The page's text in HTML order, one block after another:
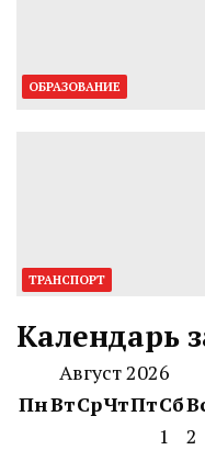
ОБРАЗОВАНИЕ
ТРАНСПОРТ
Календарь
Август 2026
ПнВтСрЧтПтСб
1
2